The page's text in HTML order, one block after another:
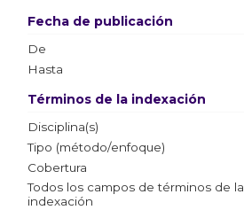
Fecha de publicación
De
Hasta
Términos de la indexación
Disciplina(s)
Tipo (método/enfoque)
Cobertura
Todos los campos de términos de la
indexación